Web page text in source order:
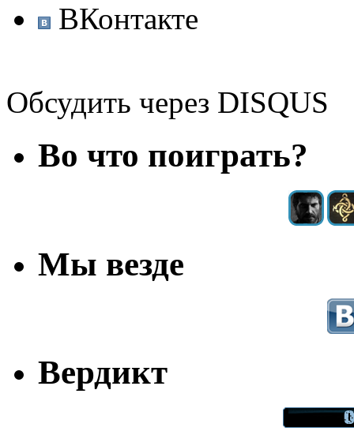
ВКонтакте
Обсудить через DISQUS
Во что поиграть?
Мы везде
Вердикт